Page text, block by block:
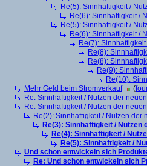
Re(5): Sinnhaftigkeit /
Re(6): Sinnhaftigkeit /
Re(5): Sinnhaftigkeit /
Re(6): Sinnhaftigkeit /
Re(7):
Re(8):
Re(8):
Re(9):
Re(10):
Mehr Geld beim Stromverkauf
(
Re: Sinnhaftigkeit / Nutzen der
Re: Sinnhaftigkeit / Nutzen der
Re(2): Sinnhaftigkeit / Nutzen der
Re(3): Sinnhaftigkeit / Nutzen
Re(4): Sinnhaftigkeit /
Re(5): Sinnhaftigkeit /
Und schon entwickeln sich
Re: Und schon entwickeln sich